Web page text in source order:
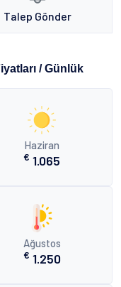
Talep Gönder
/ Günlük
Haziran
€ 1.065
Ağustos
€ 1.250